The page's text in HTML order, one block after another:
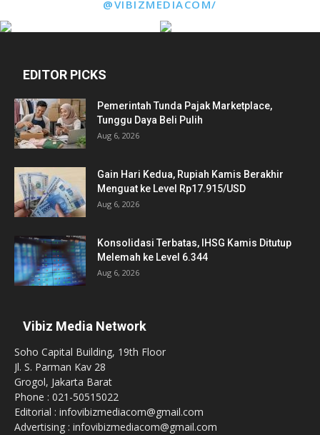
@VIBIZMEDIACOM/
EDITOR PICKS
Pemerintah Tunda Pajak Marketplace,
Tunggu Daya Beli Pulih
Aug 6, 2026
Gain Hari Kedua, Rupiah Kamis Berakhir
Menguat ke Level Rp17.915/USD
Aug 6, 2026
Konsolidasi Terbatas, IHSG Kamis Ditutup
Melemah ke Level 6.344
Aug 6, 2026
Vibiz Media Network
Soho Capital Building, 19th Floor
Jl. S. Parman Kav 28
Grogol, Jakarta Barat
Phone : 021-50515022
Editorial : infovibizmediacom@gmail.com
Advertising : infovibizmediacom@gmail.com